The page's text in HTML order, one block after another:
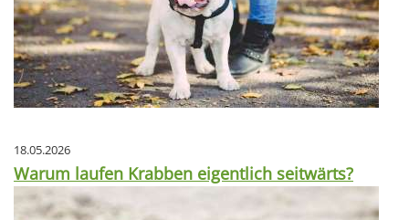
18.05.2026
Warum laufen Krabben eigentlich seitwärts?